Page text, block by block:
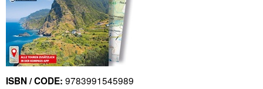
ISBN / CODE: 9783991545989